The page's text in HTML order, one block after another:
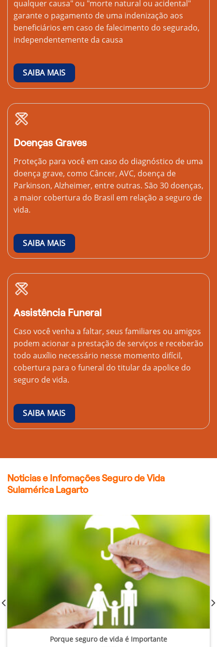
qualquer causa" ou "morte natural ou acidental"
garante o pagamento de uma indenização aos
beneficiários em caso de falecimento do segurado,
independentemente da causa
SAIBA MAIS
Doenças Graves
Proteção para você em caso do diagnóstico de uma
doença grave, como Câncer, AVC, doença de
Parkinson, Alzheimer, entre outras. São 30 doenças,
a maior cobertura do Brasil em relação a seguro de
vida.
SAIBA MAIS
Assistência Funeral
Caso você venha a faltar, seus familiares ou amigos
podem acionar a prestação de serviços e receberão
todo auxílio necessário nesse momento difícil,
cobertura para o funeral do titular da apolice do
seguro de vida.
SAIBA MAIS
Noticias e Infomações Seguro de Vida
Sulamérica Lagarto
Porque seguro de vida é Importante